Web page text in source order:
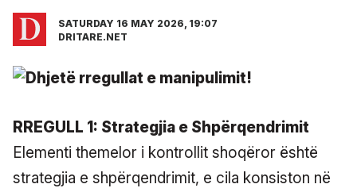
SATURDAY 16 MAY 2026, 19:07
DRITARE.NET
RREGULL 1: Strategjia e Shpërqendrimit
Elementi themelor i kontrollit shoqëror është
strategjia e shpërqendrimit, e cila konsiston në